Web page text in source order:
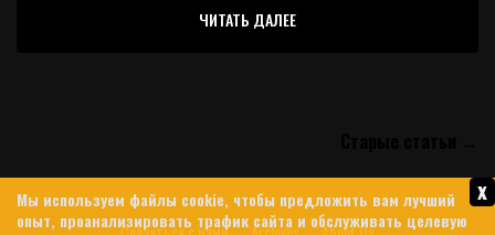
ЧИТАТЬ ДАЛЕЕ
x
Мы используем файлы cookie, чтобы предложить вам лучший
опыт, проанализировать трафик сайта и обслуживать целевую